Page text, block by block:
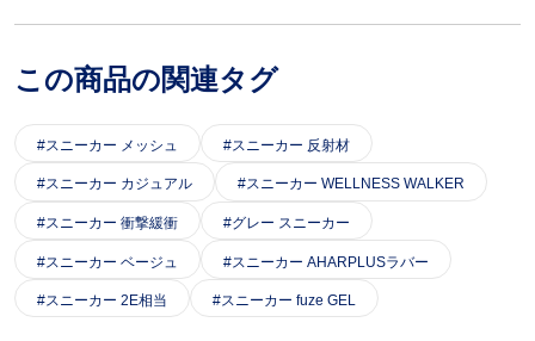
この商品の関連タグ
スニーカー メッシュ スニーカー 反射材
スニーカー カジュアル スニーカー WELLNESS WALKER
スニーカー 衝撃緩衝 グレー スニーカー
スニーカー ベージュ スニーカー AHARPLUSラバー
スニーカー 2E相当 スニーカー fuze GEL